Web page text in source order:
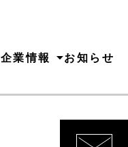
企業情報 お知らせ